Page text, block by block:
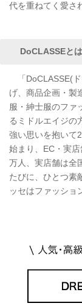
代を重ねてく愛さ
DoCLASSEとは
「DoCLASSE(ド
げ、商品企画・製
服・紳士服のファ
るミドルエイジの
強い思いを抱いて
始まり、EC・実
万人、実店舗は全
たびに、ひとつ素
ッセはファッショ